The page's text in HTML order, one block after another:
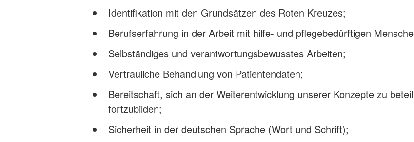
Identifikation mit den Grundsätzen des Roten Kreuzes;
Berufserfahrung in der Arbeit mit hilfe- und pflegebedürftigen
Selbständiges und verantwortungsbewusstes Arbeiten;
Vertrauliche Behandlung von Patientendaten;
Bereitschaft, sich an der Weiterentwicklung unserer Konzepte zu
fortzubilden;
Sicherheit in der deutschen Sprache (Wort und Schrift);